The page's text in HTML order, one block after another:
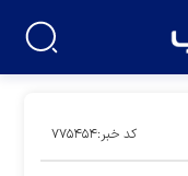
کد خبر:۷۷۵۴۵۴